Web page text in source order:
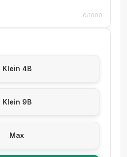
0/1000
Klein 4B
Klein 9B
Max